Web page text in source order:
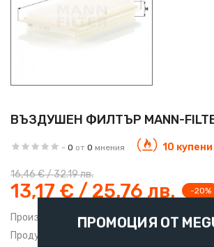
ВЪЗДУШЕН ФИЛТЪР MANN-
- 0 от 0 мнения 10 купени
13,17 € / 25.76 лв. -20%
16,46 € / 32.19 лв.
Производител:
Mann-Filter
Продуктов код:
ПРОМОЦИЯ ОТ